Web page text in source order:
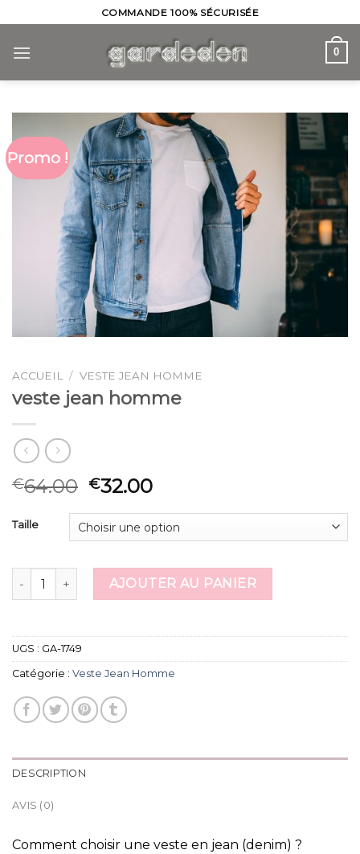
to
content
COMMANDE 100% SÉCURISÉE
0
Promo !
ACCUEIL / VESTE JEAN HOMME
veste jean homme
€64.00 €32.00
Taille
quantité de veste jean homme
AJOUTER AU PANIER
UGS : GA-1749
Catégorie : Veste Jean Homme
DESCRIPTION
AVIS (0)
Comment choisir une veste en jean (denim) ?